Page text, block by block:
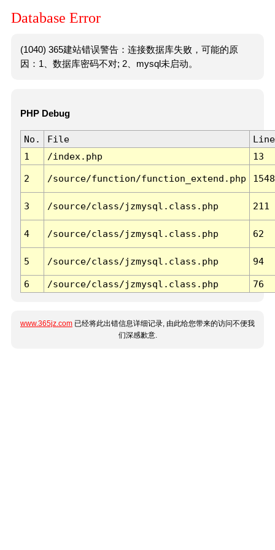
Database Error
(1040) 365建站错误警告：连接数据库失败，可能的原
因：1、数据库密码不对; 2、mysql未启动。
PHP Debug
No. File
Line
1
/index.php 13
2 /source/function/function_extend.php 1548
3 /source/class/jzmysql.class.php 211
4 /source/class/jzmysql.class.php 62
5 /source/class/jzmysql.class.php 94
6 /source/class/jzmysql.class.php 76
www.365jz.com 已经将此出错信息详细记录, 由此给您带来的访问不便我
们深感歉意.